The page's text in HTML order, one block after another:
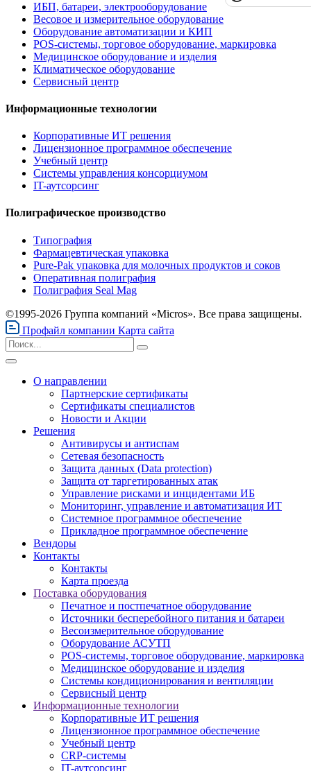
ИБП, батареи, электрооборудование
Весовое и измерительное оборудование
Оборудование автоматизации и КИП
POS-системы, торговое оборудование, маркировка
Медицинское оборудование и изделия
Климатическое оборудование
Сервисный центр
Информационные технологии
Корпоративные ИТ решения
Лицензионное программное обеспечение
Учебный центр
Системы управления консорциумом
IT-аутсорсинг
Полиграфическое производство
Типография
Фармацевтическая упаковка
Pure-Pak упаковка для молочных продуктов и соков
Оперативная полиграфия
Полиграфия Seal Mag
©1995-2026 Группа компаний «Micros». Все права защищены.
Профайл компании Карта сайта
О направлении
Партнерские сертификаты
Сертификаты специалистов
Новости и Акции
Решения
Антивирусы и антиспам
Сетевая безопасность
Защита данных (Data protection)
Защита от таргетированных атак
Управление рисками и инцидентами ИБ
Мониторинг, управление и автоматизация ИТ
Системное программное обеспечение
Прикладное программное обеспечение
Вендоры
Контакты
Контакты
Карта проезда
Поставка оборудования
Печатное и постпечатное оборудование
Источники бесперебойного питания и батареи
Весоизмерительное оборудование
Оборудование АСУТП
POS-системы, торговое оборудование, маркировка
Медицинское оборудование и изделия
Системы кондиционирования и вентиляции
Сервисный центр
Информационные технологии
Корпоративные ИТ решения
Лицензионное программное обеспечение
Учебный центр
CRP-системы
IT-аутсорсинг